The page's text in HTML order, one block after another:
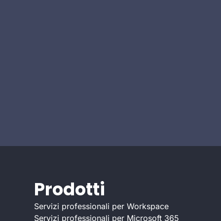
Prodotti
Servizi professionali per Workspace
Servizi professionali per Microsoft 365